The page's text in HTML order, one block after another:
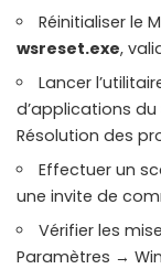
Réinitialiser le
wsreset.exe,
Lancer
d’applications
Résolution des
Effectuer un
une invite de
Vérifier les
Paramètres →